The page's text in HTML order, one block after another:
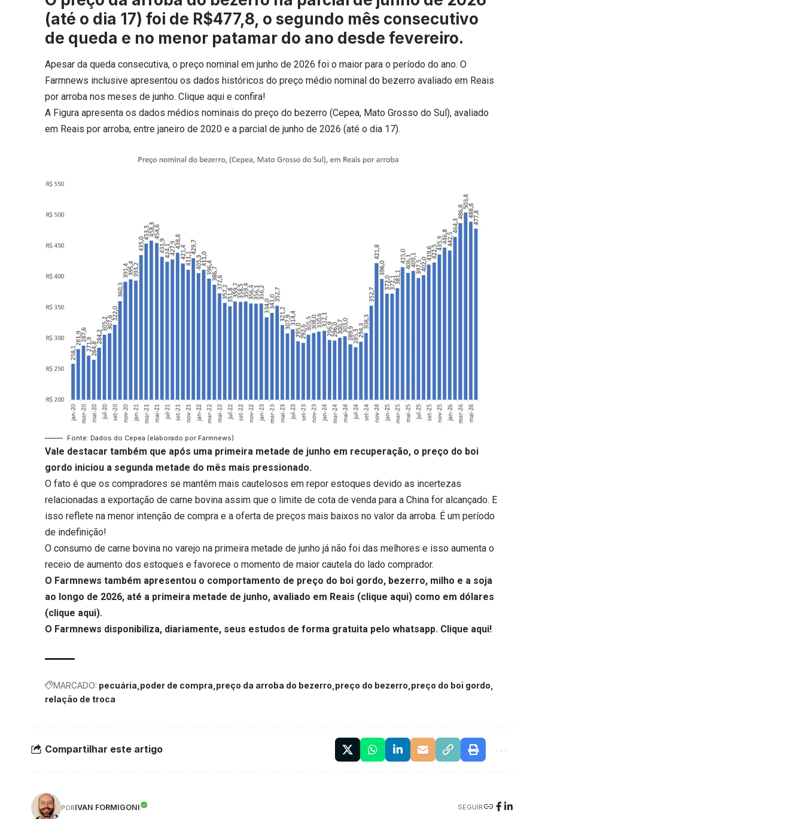
(até o dia 17) foi de R$477,8, o segundo mês consecutivo
de queda e no menor patamar do ano desde fevereiro.
Apesar da queda consecutiva, o preço nominal em junho de 2026 foi o maior para o período do ano. O
Farmnews inclusive apresentou os dados históricos do preço médio nominal do bezerro avaliado em Reais
por arroba nos meses de junho.Clique aqui e confira!
A Figura apresenta os dados médios nominais do preço do bezerro (Cepea, Mato Grosso do Sul), avaliado
em Reais por arroba, entre janeiro de 2020 e a parcial de junho de 2026 (até o dia 17).
Fonte: Dados do Cepea (elaborado por Farmnews)
Vale destacar também que após uma primeira metade de junho em recuperação, o preço do boi
gordo iniciou a segunda metade do mês mais pressionado.
O fato é que os compradores se mantêm mais cautelosos em repor estoques devido as incertezas
relacionadas a exportação de carne bovina assim que o limite de cota de venda para a China for alcançado. E
isso reflete na menor intenção de compra e a oferta de preços mais baixos no valor da arroba. É um período
de indefinição!
Oconsumo de carne bovina no varejo na primeira metade de junho já não foi das melhores e isso aumenta o
receio de aumento dos estoques e favorece o momento de maior cautela do lado comprador.
O Farmnews também apresentou o comportamento de preço do boi gordo, bezerro, milho e a soja
ao longo de 2026, até a primeira metade de junho, avaliado em Reais (clique aqui) como em dólares
(clique aqui).
O Farmnews disponibiliza, diariamente, seus estudos de forma gratuita pelo whatsapp. Clique aqui!
MARCADO: pecuária poder de compra preço da arroba do bezerro preço do bezerro preço do boi gordo
relação de troca
Compartilhar este artigo
PORIVAN FORMIGONI SEGUIR